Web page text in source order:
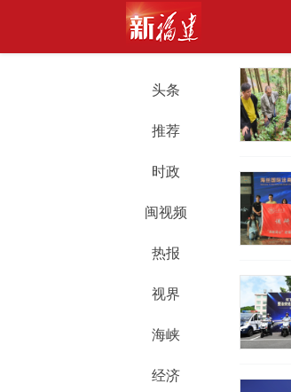
头条
推荐
时政
闽视频
热报
视界
海峡
经济